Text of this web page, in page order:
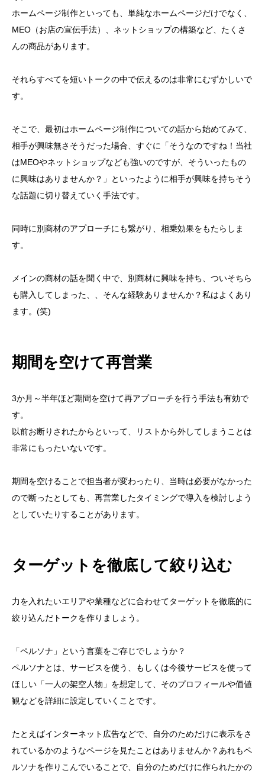
ホームページ制作といっても、単純なホームページだけでなく、
MEO（お店の宣伝手法）、ネットショップの構築など、たくさ
んの商品があります。
それらすべてを短いトークの中で伝えるのは非常にむずかしいで
す。
そこで、最初はホームページ制作についての話から始めてみて、
相手が興味無さそうだった場合、すぐに「そうなのですね！当社
はMEOやネットショップなども強いのですが、そういったもの
に興味はありませんか？」といったように相手が興味を持ちそう
な話題に切り替えていく手法です。
同時に別商材のアプローチにも繋がり、相乗効果をもたらしま
す。
メインの商材の話を聞く中で、別商材に興味を持ち、ついそちら
も購入してしまった、、そんな経験ありませんか？私はよくあり
ます。(笑)
期間を空けて再営業
3か月～半年ほど期間を空けて再アプローチを行う手法も有効で
す。
以前お断りされたからといって、リストから外してしまうことは
非常にもったいないです。
期間を空けることで担当者が変わったり、当時は必要がなかった
ので断ったとしても、再営業したタイミングで導入を検討しよう
としていたりすることがあります。
ターゲットを徹底して絞り込む
力を入れたいエリアや業種などに合わせてターゲットを徹底的に
絞り込んだトークを作りましょう。
「ペルソナ」という言葉をご存じでしょうか？
ペルソナとは、サービスを使う、もしくは今後サービスを使って
ほしい「一人の架空人物」を想定して、そのプロフィールや価値
観などを詳細に設定していくことです。
たとえばインターネット広告などで、自分のためだけに表示をさ
れているかのようなページを見たことはありませんか？あれもペ
ルソナを作りこんでいることで、自分のためだけに作られたかの
成果の出る月と出ない月のムラがある
アポイント獲得率が低すぎる
広すぎる商圏やターゲット
テレアポの成果が劇的に改善する５つのノウハウ
アポインターからの所感を集めながらトークを改良
していく
切り返しのトークを集めて共有する
商品の見せ方を変える
リルデイジーでは伴走型の提案を行っています
女性スタッフならではの強味